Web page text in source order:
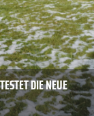
DIE NEUE